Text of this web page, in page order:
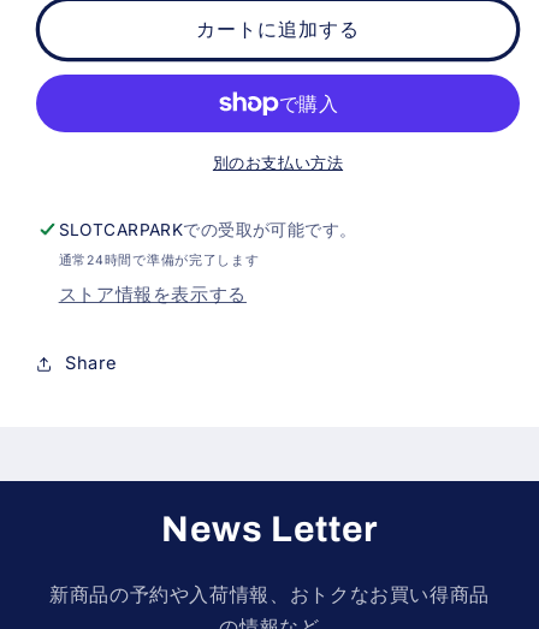
数
の
数
カートに追加する
別のお支払い方法
SLOTCARPARKでの受取が可能です。
通常24時間で準備が完了します
ストア情報を表示する
Share
News Letter
新商品の予約や入荷情報、おトクなお買い得商品